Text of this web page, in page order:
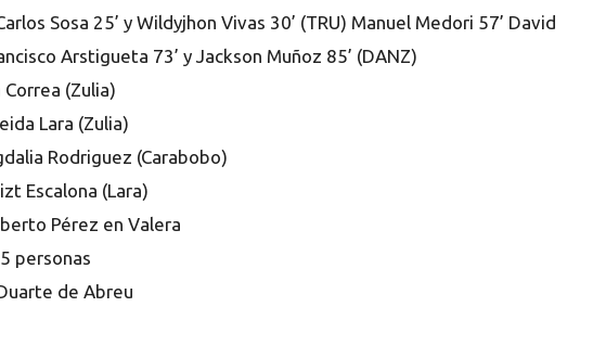
Sosa 25’ y Wildyjhon Vivas 30’ (TRU) Manuel Medori 57’ David
Arstigueta 73’ y Jackson Muñoz 85’ (DANZ)
Correa (Zulia)
Lara (Zulia)
Rodriguez (Carabobo)
Escalona (Lara)
Pérez en Valera
personas
de Abreu